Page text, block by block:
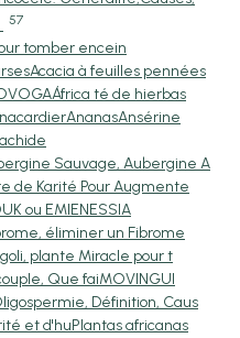
57
tomber encein
Acacia à feuilles pennées
África té de hierbas
AnanasAnsérine
Sauvage, Aubergine A
de Karité Pour Augmente
ou EMIENESSIA
éliminer un Fibrome
plante Miracle pour t
Que faiMOVINGUI
Définition, Caus
et d'huPlantas africanas